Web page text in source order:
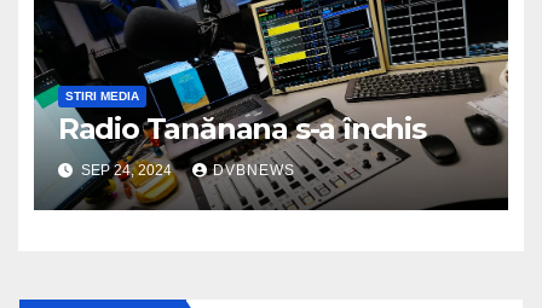
STIRI MEDIA
Radio Tanănana s-a închis
SEP 24, 2024 DVBNEWS